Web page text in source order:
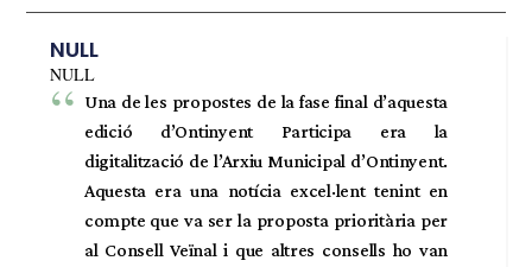
NULL
NULL
Una de les propostes de la fase final d’aquesta
edició d’Ontinyent Participa era la
digitalització de l’Arxiu Municipal d’Ontinyent.
Aquesta era una notícia excel·lent tenint en
compte que va ser la proposta prioritària per
al Consell Veïnal i que altres consells ho van